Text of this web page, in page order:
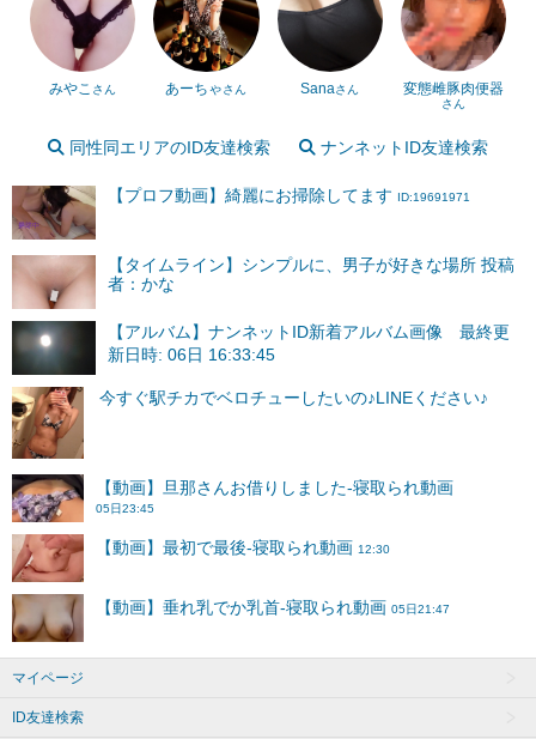
みやこ さん あーちゃさん Sanaさん 変態雌豚肉便器
さん
同性同エリアのID友達検索 ナンネットID友達検索
【プロフ動画】綺麗にお掃除してます ID:19691971
【タイムライン】シンプルに、男子が好きな場所 投稿
者：かな
【アルバム】ナンネットID新着アルバム画像 最終更
新日時: 06日 16:33:45
マイページ
ID友達検索